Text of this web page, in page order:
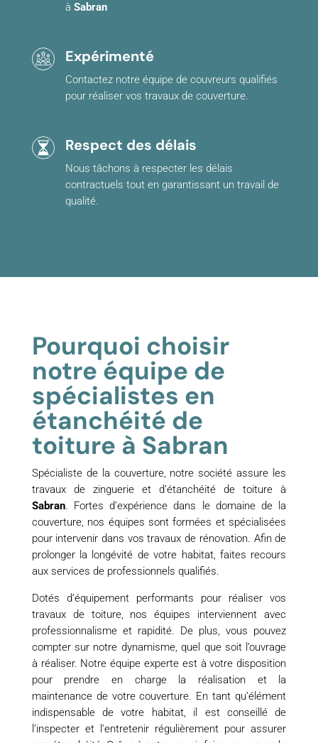
à Sabran
Expérimenté
Contactez notre équipe de couvreurs qualifiés
pour réaliser vos travaux de couverture.
Respect des délais
Nous tâchons à respecter les délais
contractuels tout en garantissant un travail de
qualité.
Pourquoi choisir
notre équipe de
spécialistes en
étanchéité de
toiture à Sabran
Spécialiste de la couverture, notre société assure les
travaux de zinguerie et d’étanchéité de toiture à
Sabran. Fortes d’expérience dans le domaine de la
couverture, nos équipes sont formées et spécialisées
pour intervenir dans vos travaux de rénovation. Afin de
prolonger la longévité de votre habitat, faites recours
aux services de professionnels qualifiés.
Dotés d’équipement performants pour réaliser vos
travaux de toiture, nos équipes interviennent avec
professionnalisme et rapidité. De plus, vous pouvez
compter sur notre dynamisme, quel que soit l’ouvrage
à réaliser. Notre équipe experte est à votre disposition
pour prendre en charge la réalisation et la
maintenance de votre couverture. En tant qu’élément
indispensable de votre habitat, il est conseillé de
l’inspecter et l’entretenir régulièrement pour assurer